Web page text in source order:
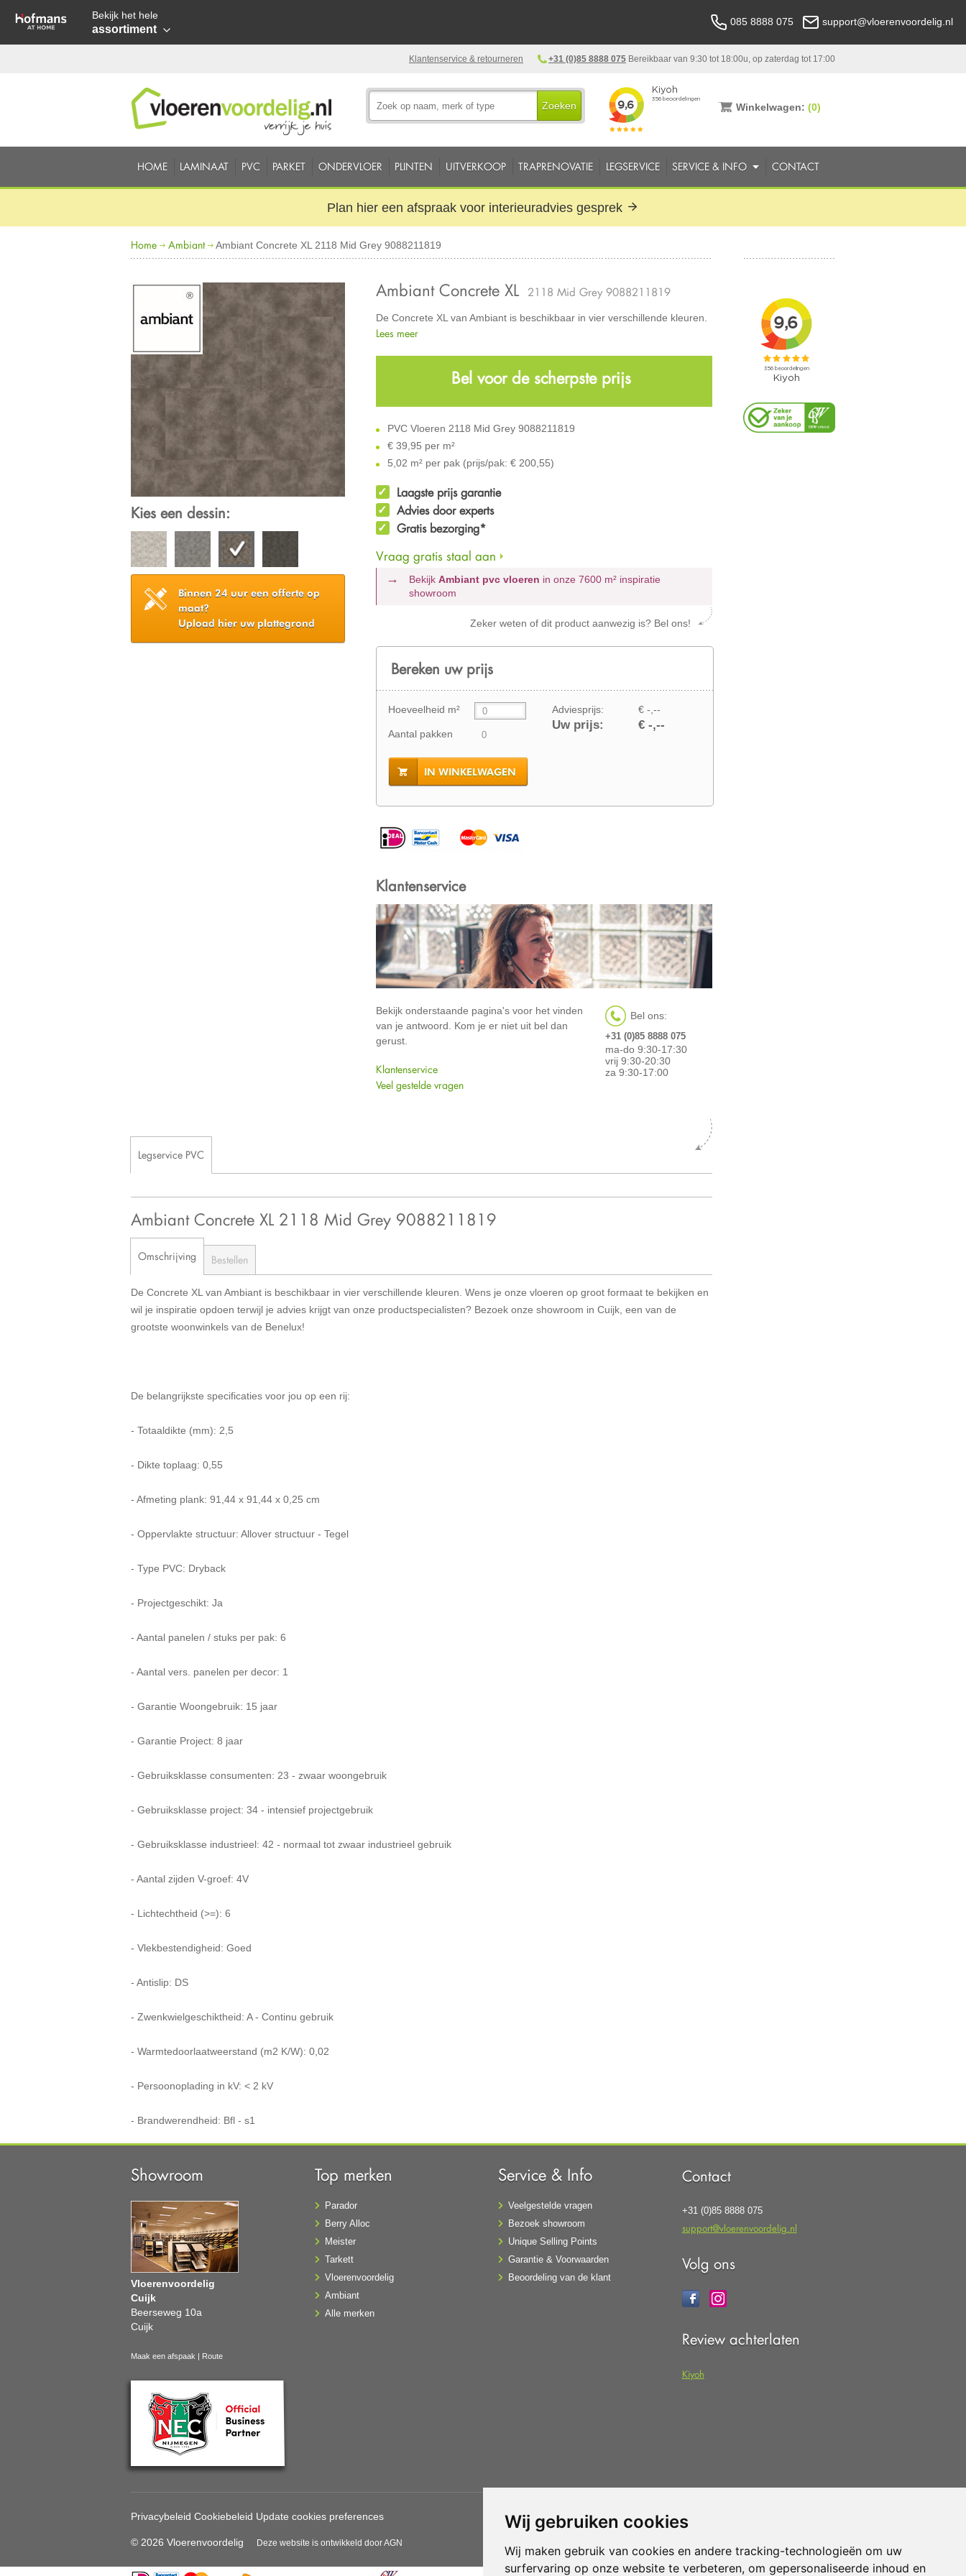
Wij gebruiken cookies
Wij maken gebruik van cookies en andere tracking-technologieën om uw
surfervaring op onze website te verbeteren, om gepersonaliseerde inhoud en
Bekijk het hele
assortiment
085 8888 075 support@vloerenvoordelig.nl
+31 (0)85 8888 075 Bereikbaar van 9:30 tot 18:00u, op zaterdag tot 17:00
Klantenservice & retourneren
Zoeken Winkelwagen: (0)
HOME LAMINAAT PVC PARKET ONDERVLOER PLINTEN UITVERKOOP TRAPRENOVATIE LEGSERVICE SERVICE & INFO CONTACT
Plan hier een afspraak voor interieuradvies gesprek
Home Ambiant Ambiant Concrete XL 2118 Mid Grey 9088211819
Kies een dessin:
Binnen 24 uur een offerte op
maat?
Upload hier uw plattegrond
Ambiant Concrete XL 2118 Mid Grey 9088211819
De Concrete XL van Ambiant is beschikbaar in vier verschillende kleuren.
Lees meer
Bel voor de scherpste prijs
PVC Vloeren 2118 Mid Grey 9088211819
€ 39,95 per m²
5,02 m² per pak (prijs/pak: € 200,55)
Laagste prijs garantie
Advies door experts
Gratis bezorging*
Vraag gratis staal aan
BekijkAmbiant pvc vloeren in onze 7600 m² inspiratie
showroom
Zeker weten of dit product aanwezig is? Bel ons!
Bereken uw prijs
Hoeveelheid m²
Aantal pakken
Adviesprijs: € -,--
Uw prijs: € -,--
IN WINKELWAGEN
Klantenservice
Bekijk onderstaande pagina's voor het vinden
van je antwoord. Kom je er niet uit bel dan
gerust.
Klantenservice
Veel gestelde vragen
Bel ons:
+31 (0)85 8888 075
ma-do 9:30-17:30
vrij 9:30-20:30
za 9:30-17:00
Legservice PVC
Ambiant Concrete XL 2118 Mid Grey 9088211819
Omschrijving Bestellen
De Concrete XL van Ambiant is beschikbaar in vier verschillende kleuren. Wens je onze vloeren op groot formaat te bekijken en
wil je inspiratie opdoen terwijl je advies krijgt van onze productspecialisten? Bezoek onze showroom in Cuijk, een van de
grootste woonwinkels van de Benelux!
De belangrijkste specificaties voor jou op een rij:
- Totaaldikte (mm): 2,5
- Dikte toplaag: 0,55
- Afmeting plank: 91,44 x 91,44 x 0,25 cm
- Oppervlakte structuur: Allover structuur - Tegel
- Type PVC: Dryback
- Projectgeschikt: Ja
- Aantal panelen / stuks per pak: 6
- Aantal vers. panelen per decor: 1
- Garantie Woongebruik: 15 jaar
- Garantie Project: 8 jaar
- Gebruiksklasse consumenten: 23 - zwaar woongebruik
- Gebruiksklasse project: 34 - intensief projectgebruik
- Gebruiksklasse industrieel: 42 - normaal tot zwaar industrieel gebruik
- Aantal zijden V-groef: 4V
- Lichtechtheid (>=): 6
- Vlekbestendigheid: Goed
- Antislip: DS
- Zwenkwielgeschiktheid: A - Continu gebruik
- Warmtedoorlaatweerstand (m2 K/W): 0,02
- Persoonoplading in kV: < 2 kV
- Brandwerendheid: Bfl - s1
Showroom
Vloerenvoordelig
Cuijk
Beerseweg 10a
Cuijk
Maak een afspaak | Route
Top merken
Parador
Berry Alloc
Meister
Tarkett
Vloerenvoordelig
Ambiant
Alle merken
Service & Info
Veelgestelde vragen
Bezoek showroom
Unique Selling Points
Garantie & Voorwaarden
Beoordeling van de klant
Contact
+31 (0)85 8888 075
support@vloerenvoordelig.nl
Volg ons
Review achterlaten
Kiyoh
Privacybeleid Cookiebeleid Update cookies preferences
© 2026 Vloerenvoordelig Deze website is ontwikkeld door AGN
Gebruik van deze site betekent dat u dealgemene voorwaarden